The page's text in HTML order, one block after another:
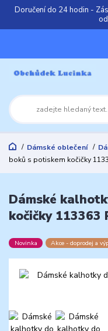
Doručení do 24 hodin -
Dámské oblečení
boků s potiskem kočičky
Dámské
kočičky 113363
Novinka Akce - doprodej a